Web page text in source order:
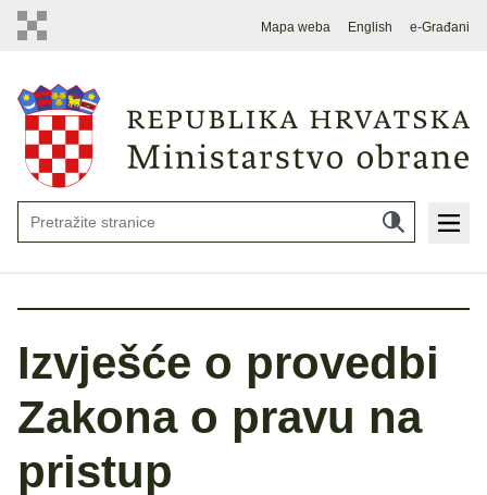
Mapa weba English e-Građani
Izvješće o provedbi
Zakona o pravu na
pristup